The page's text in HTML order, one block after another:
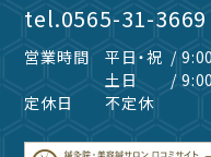
tel.0565-31-3669
営業時間 平日・祝 /
土日
/
定休日
不定休